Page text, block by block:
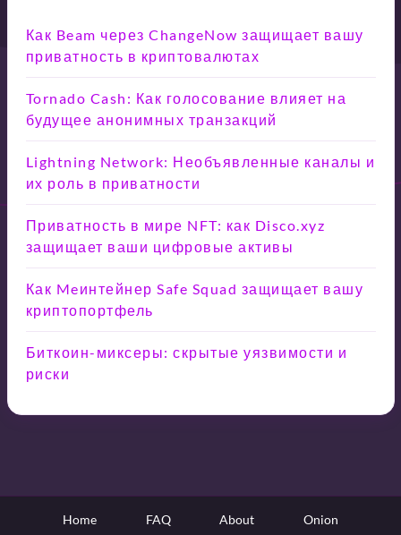
Как Beam через ChangeNow защищает вашу
приватность в криптовалютах
Tornado Cash: Как голосование влияет на
будущее анонимных транзакций
Lightning Network: Необъявленные каналы и
их роль в приватности
Приватность в мире NFT: как Disco.xyz
защищает ваши цифровые активы
Как Meинтейнер Safe Squad защищает вашу
криптопортфель
Биткоин-миксеры: скрытые уязвимости и
риски
Home FAQ About Onion